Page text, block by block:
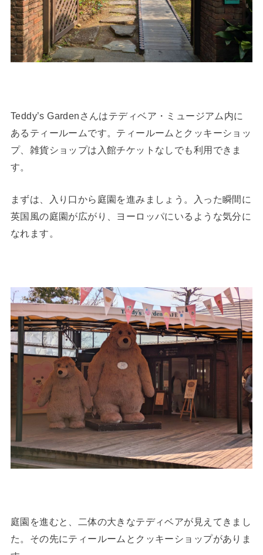
Teddy’s Gardenさんはテディベア・ミュージアム内に
あるティールームです。ティールームとクッキーショッ
プ、雑貨ショップは入館チケットなしでも利用できま
す。
まずは、入り口から庭園を進みましょう。入った瞬間に
英国風の庭園が広がり、ヨーロッパにいるような気分に
なれます。
庭園を進むと、二体の大きなテディベアが見えてきまし
た。その先にティールームとクッキーショップがありま